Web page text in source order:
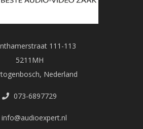
111-113
5211MH
Nederland
073-6897729
info@audioexpert.nl